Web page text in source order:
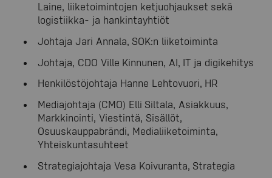
Laine, liiketoimintojen ketjuohjaukset sekä
logistiikka- ja hankintayhtiöt
Johtaja Jari Annala, SOK:n liiketoiminta
Johtaja, CDO Ville Kinnunen, AI, IT ja digikehitys
Henkilöstöjohtaja Hanne Lehtovuori, HR
Mediajohtaja (CMO) Elli Siltala, Asiakkuus,
Markkinointi, Viestintä, Sisällöt,
Osuuskauppabrändi, Medialiiketoiminta,
Yhteiskuntasuhteet
Strategiajohtaja Vesa Koivuranta, Strategia